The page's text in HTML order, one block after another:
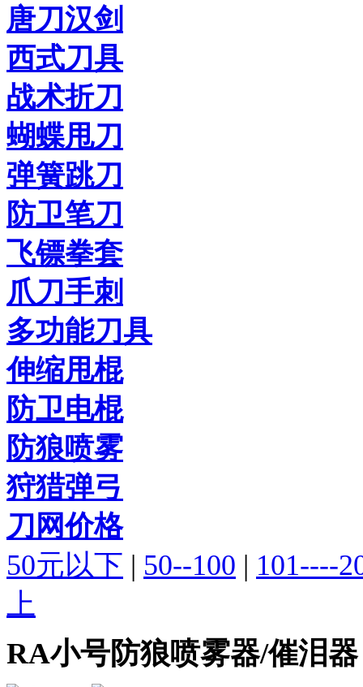
唐刀汉剑
西式刀具
战术折刀
蝴蝶甩刀
弹簧跳刀
防卫笔刀
飞镖拳套
爪刀手刺
多功能刀具
伸缩甩棍
防卫电棍
防狼喷雾
狩猎弹弓
刀网价格
50元以下 | 50--100 | 101----
上
RA小号防狼喷雾器/催泪器